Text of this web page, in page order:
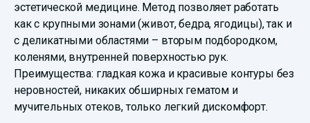
эстетической медицине. Метод позволяет работать
как с крупными зонами (живот, бедра, ягодицы), так и
с деликатными областями – вторым подбородком,
коленями, внутренней поверхностью рук.
Преимущества: гладкая кожа и красивые контуры без
неровностей, никаких обширных гематом и
мучительных отеков, только легкий дискомфорт.